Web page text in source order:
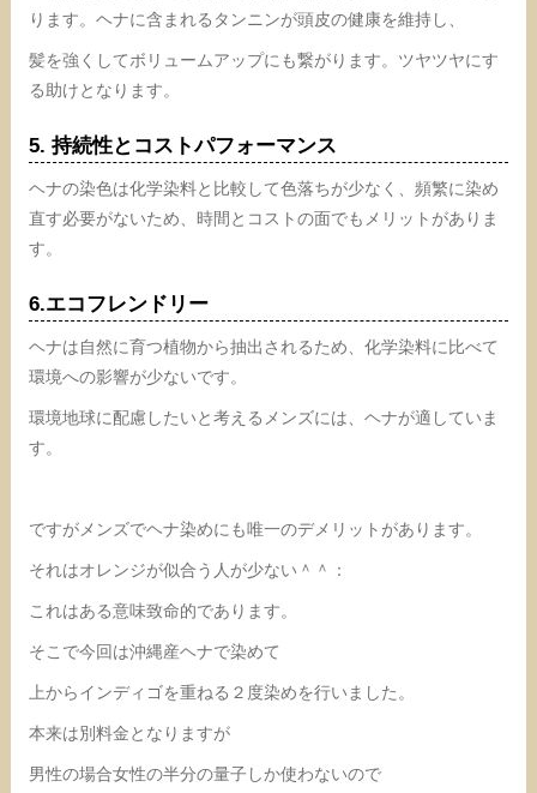
ります。ヘナに含まれるタンニンが頭皮の健康を維持し、
髪を強くしてボリュームアップにも繋がります。ツヤツヤにす
る助けとなります。
5. 持続性とコストパフォーマンス
ヘナの染色は化学染料と比較して色落ちが少なく、頻繁に染め
直す必要がないため、時間とコストの面でもメリットがありま
す。
6.エコフレンドリー
ヘナは自然に育つ植物から抽出されるため、化学染料に比べて
環境への影響が少ないです。
環境地球に配慮したいと考えるメンズには、ヘナが適していま
す。
ですがメンズでヘナ染めにも唯一のデメリットがあります。
それはオレンジが似合う人が少ない＾＾：
これはある意味致命的であります。
そこで今回は沖縄産ヘナで染めて
上からインディゴを重ねる２度染めを行いました。
本来は別料金となりますが
男性の場合女性の半分の量子しか使わないので